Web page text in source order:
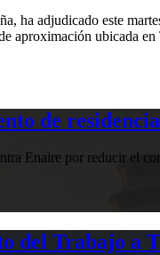
ha adjudicado este
aproximación ubicada
de
Enaire por reducir el
Trabajo a